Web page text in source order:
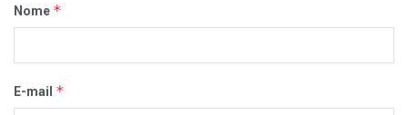
Nome *
E-mail *